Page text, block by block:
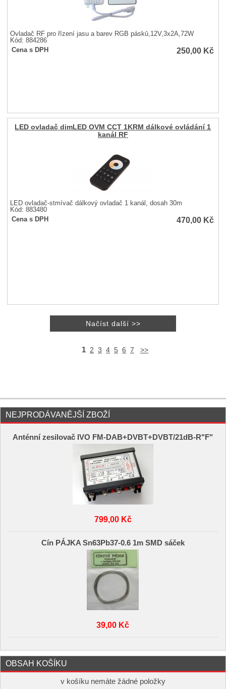
Ovladač RF pro řízení jasu a barev RGB pásků,12V,3x2A,72W
Kód: 884286
Cena s DPH
250,00 Kč
LED ovladač dimLED OVM CCT 1KRM dálkové ovládání 1
kanál RF
LED ovladač-stmívač dálkový ovladač 1 kanál, dosah 30m
Kód: 883480
Cena s DPH
470,00 Kč
1 2 3 4 5 6 7 >>
NEJPRODÁVANĚJŠÍ ZBOŽÍ
Anténní zesilovač IVO FM-DAB+DVBT+DVBT/21dB-R"F"
799,00 Kč
Cín PÁJKA Sn63Pb37-0.6 1m SMD sáček
39,00 Kč
OBSAH KOŠÍKU
v košíku nemáte žádné položky